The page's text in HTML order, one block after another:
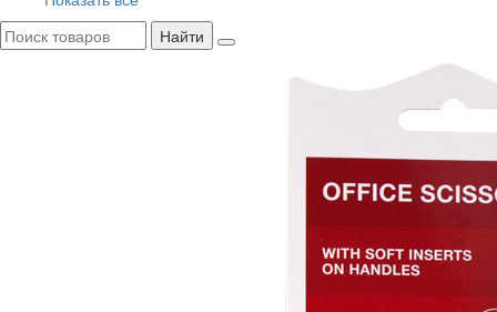
Найти